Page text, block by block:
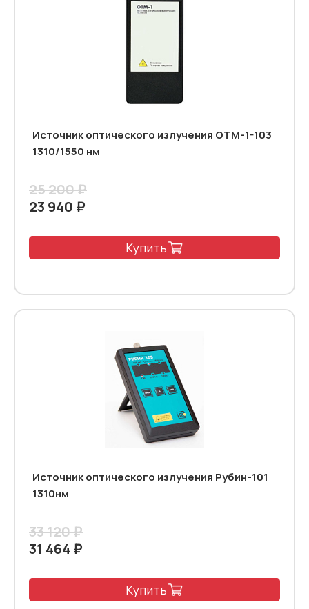
Источник оптического излучения ОТМ-1-103
1310/1550 нм
25 200 ₽
23 940 ₽
Купить
Источник оптического излучения Рубин-101
1310нм
33 120 ₽
31 464 ₽
Купить